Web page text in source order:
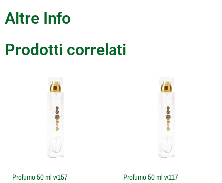
Altre Info
Prodotti correlati
Profumo 50 ml w157 Profumo 50 ml w117